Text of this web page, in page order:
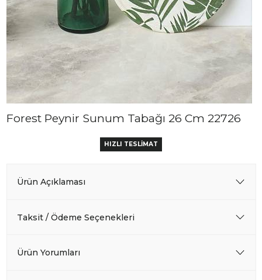
Forest Peynir Sunum Tabağı 26 Cm 22726
HIZLI TESLİMAT
Ürün Açıklaması
Taksit / Ödeme Seçenekleri
Ürün Yorumları